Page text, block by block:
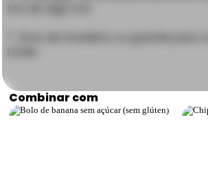
Combinar com